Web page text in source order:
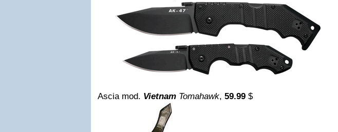
Ascia mod. Vietnam Tomahawk, 59.99 $